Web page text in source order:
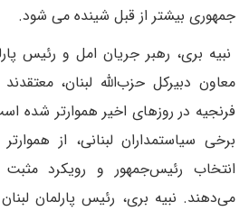
جمهوری بیشتر از قبل شینده می شود.
نبیه بری، رهبر جریان امل و رئیس
معاون دبیرکل حزب‌الله لبنان،
فرنجیه در روز‌های اخیر هموارتر شده
برخی سیاستمداران لبنانی، از
انتخاب رئیس‌جمهور و رویکرد
می‌دهند. نبیه بری، رئیس پارلمان